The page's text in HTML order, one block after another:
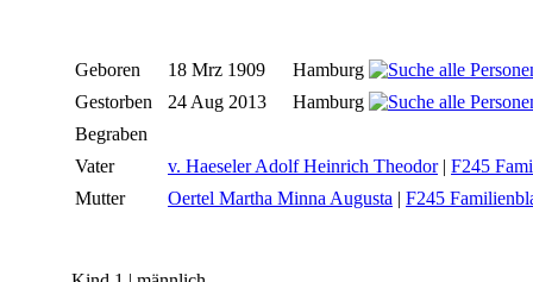
Geboren 18 Mrz 1909
Hamburg
Gestorben
24 Aug 2013
Hamburg
Begraben
Vater
v. Haeseler Adolf Heinrich Theodor| F245
Mutter
Oertel Martha Minna Augusta | F245